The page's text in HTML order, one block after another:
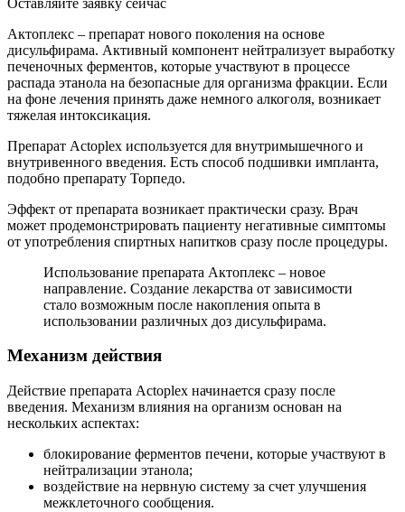
Актоплекс – препарат нового поколения на основе
дисульфирама. Активный компонент нейтрализует выработку
печеночных ферментов, которые участвуют в процессе
распада этанола на безопасные для организма фракции. Если
на фоне лечения принять даже немного алкоголя, возникает
тяжелая интоксикация.
Препарат Actoplex используется для внутримышечного и
внутривенного введения. Есть способ подшивки импланта,
подобно препарату Торпедо.
Эффект от препарата возникает практически сразу. Врач
может продемонстрировать пациенту негативные симптомы
от употребления спиртных напитков сразу после процедуры.
Использование препарата Актоплекс – новое
направление. Создание лекарства от зависимости
стало возможным после накопления опыта в
использовании различных доз дисульфирама.
Механизм действия
Действие препарата Actoplex начинается сразу после
введения. Механизм влияния на организм основан на
нескольких аспектах:
блокирование ферментов печени, которые участвуют в
нейтрализации этанола;
воздействие на нервную систему за счет улучшения
межклеточного сообщения.